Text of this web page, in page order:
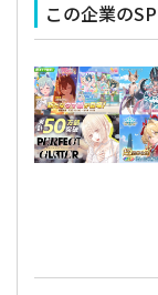
この企業の